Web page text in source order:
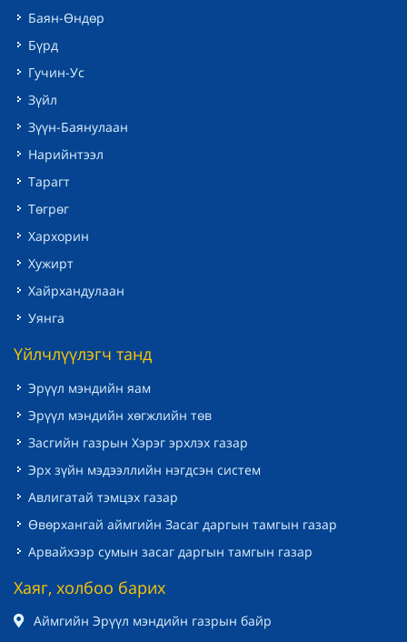
Баян-Өндөр
Бүрд
Гучин-Ус
Зүйл
Зүүн-Баянулаан
Нарийнтээл
Тарагт
Төгрөг
Хархорин
Хужирт
Хайрхандулаан
Уянга
Үйлчлүүлэгч танд
Эрүүл мэндийн яам
Эрүүл мэндийн хөгжлийн төв
Засгийн газрын Хэрэг эрхлэх газар
Эрх зүйн мэдээллийн нэгдсэн систем
Авлигатай тэмцэх газар
Өвөрхангай аймгийн Засаг даргын тамгын газар
Арвайхээр сумын засаг даргын тамгын газар
Хаяг, холбоо барих
Аймгийн Эрүүл мэндийн газрын байр